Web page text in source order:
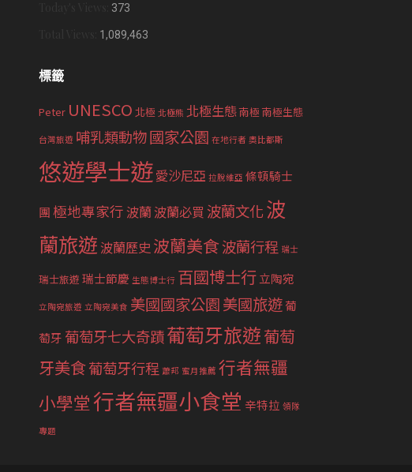
373
1,089,463
標籤
Peter UNESCO 北極 北極熊 北極生態南極南極生態
台灣旅遊 哺乳類動物國家公園 在地行者 奧比都斯
悠遊學士遊愛沙尼亞 拉脫維亞 條頓騎士
團極地專家行 波蘭波蘭必買 波蘭文化波
蘭旅遊 波蘭歷史 波蘭美食波蘭行程 瑞士
瑞士旅遊 瑞士節慶 生態博士行 百國博士行 立陶宛
立陶宛旅遊 立陶宛美食 美國國家公園美國旅遊葡
萄牙 葡萄牙七大奇蹟葡萄牙旅遊葡萄
牙美食葡萄牙行程 蕭邦 蜜月推薦 行者無疆
小學堂行者無疆小食堂 辛特拉 領隊
專題